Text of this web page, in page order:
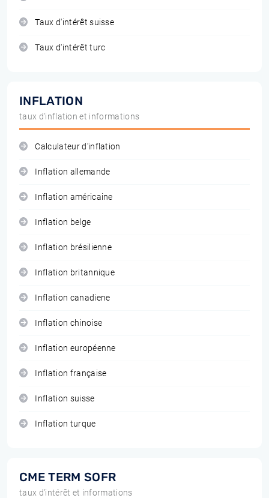
Taux d'intérêt suisse
Taux d'intérêt turc
INFLATION
taux d'inflation et informations
Calculateur d'inflation
Inflation allemande
Inflation américaine
Inflation belge
Inflation brésilienne
Inflation britannique
Inflation canadiene
Inflation chinoise
Inflation européenne
Inflation française
Inflation suisse
Inflation turque
CME TERM SOFR
taux d'intérêt et informations